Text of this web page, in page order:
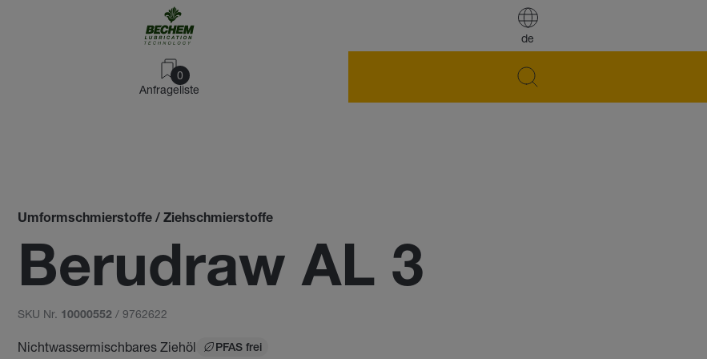
de
0
Anfrageliste
Umformschmierstoffe / Ziehschmierstoffe
Berudraw AL 3
SKU Nr. 10000552 / 9762622
Nichtwassermischbares Ziehöl PFAS frei